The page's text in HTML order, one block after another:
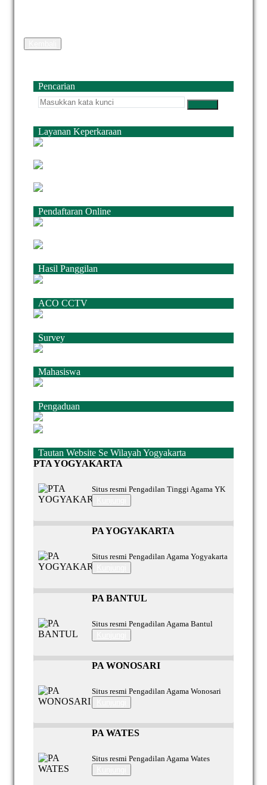
Pencarian
Layanan Keperkaraan
Pendaftaran Online
Hasil Panggilan
ACO CCTV
Survey
Mahasiswa
Pengaduan
Tautan Website Se Wilayah Yogyakarta
PTA YOGYAKARTA
Situs resmi Pengadilan Tinggi Agama YK
PA YOGYAKARTA
Situs resmi Pengadilan Agama Yogyakarta
PA BANTUL
Situs resmi Pengadilan Agama Bantul
PA WONOSARI
Situs resmi Pengadilan Agama Wonosari
PA WATES
Situs resmi Pengadilan Agama Wates